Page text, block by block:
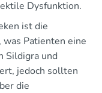
Dysfunktion.
ist die
Patienten eine
Sildigra und
jedoch sollten
die